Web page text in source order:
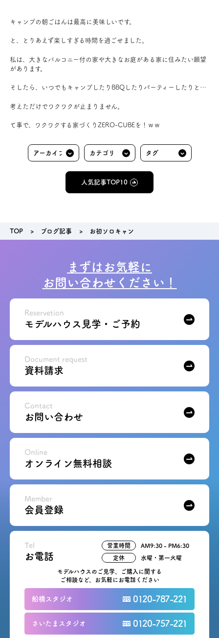
キャンプの朝ごはんは最高に美味しいです。
と、とりあえず楽しすぎる時間を過ごせました。
私は、大きなバルコニー付の家や大きなお庭がある家に住みたい願望
があります。
そしたら、いつでもキャンプしたりBBQしたりパーティーしたりと…
考えただけでワクワクが止まりません。
て事で、ワクワクする家づくりZERO-CUBEを！ｗｗ
人気記事TOP10
TOP ブログ記事 お初ソロキャン
まずはお気軽に
お問い合わせください！
モデルハウス見学・ご予約
Reservetion
資料請求
Document request
お問い合わせ
Contact
オンライン無料相談
Online
会員登録
Member
Tel
お電話
モデルハウスのご見学、ご購入に関する
ご相談など、お気軽にお電話ください
船橋スタジオ 0120-787-221
さいたまスタジオ 0120-757-221
営業時間 AM9:30 - PM6:30
定休 水曜・第一火曜